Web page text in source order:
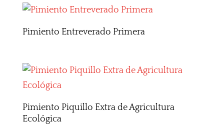
Pimiento Entreverado Primera
Pimiento Piquillo Extra de Agricultura
Ecológica